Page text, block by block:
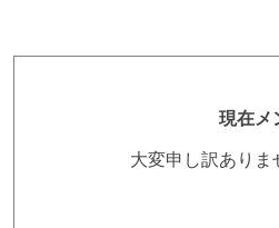
現在メ
大変申し訳あり